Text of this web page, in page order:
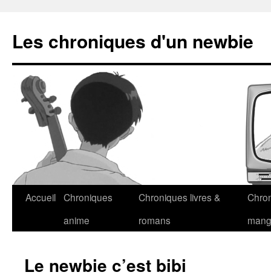
Les chroniques d'un newbie
Accueil Chroniques
anime
Chroniques livres &
romans
Le newbie c’est bibi